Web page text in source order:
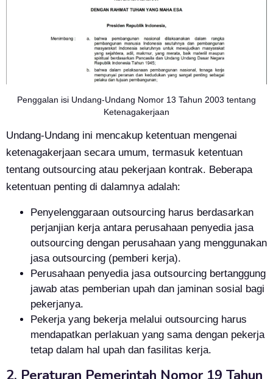
Penggalan isi Undang-Undang Nomor 13 Tahun 2003 tentang
Ketenagakerjaan
Undang-Undang ini mencakup ketentuan mengenai
ketenagakerjaan secara umum, termasuk ketentuan
tentang outsourcing atau pekerjaan kontrak. Beberapa
ketentuan penting di dalamnya adalah:
Penyelenggaraan outsourcing harus berdasarkan
perjanjian kerja antara perusahaan penyedia jasa
outsourcing dengan perusahaan yang menggunakan
jasa outsourcing (pemberi kerja).
Perusahaan penyedia jasa outsourcing bertanggung
jawab atas pemberian upah dan jaminan sosial bagi
pekerjanya.
Pekerja yang bekerja melalui outsourcing harus
mendapatkan perlakuan yang sama dengan pekerja
tetap dalam hal upah dan fasilitas kerja.
2. Peraturan Pemerintah Nomor 19 Tahun